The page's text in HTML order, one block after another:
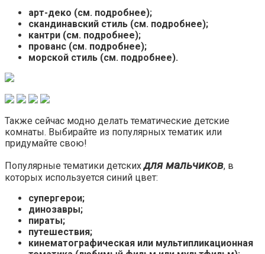
арт-деко (см. подробнее);
скандинавский стиль (см. подробнее);
кантри (см. подробнее);
прованс (см. подробнее);
морской стиль (см. подробнее).
Также сейчас модно делать тематические детские
комнаты. Выбирайте из популярных тематик или
придумайте свою!
Популярные тематики детскихдля мальчиков, в
которых используется синий цвет:
супергерои;
динозавры;
пираты;
путешествия;
кинематографическая или мультипликационная